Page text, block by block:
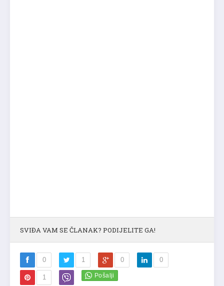
SVIĐA VAM SE ČLANAK? PODIJELITE GA!
0 1 0 0
1